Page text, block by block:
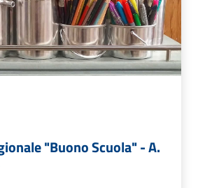
"Buono Scuola" - A.